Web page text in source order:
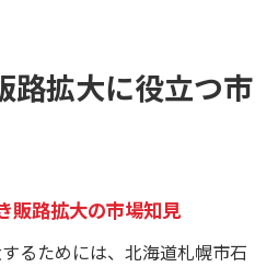
路拡大に役立つ市
販路拡大の市場知見
るためには、北海道札幌市石